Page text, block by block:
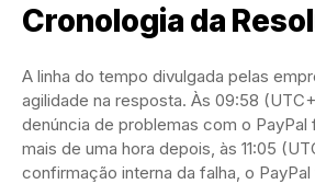
Cronologia da
A linha do tempo divulgada pelas
agilidade na resposta. Às 09:58
denúncia de problemas com o
mais de uma hora depois, às 11:05
confirmação interna da falha, o